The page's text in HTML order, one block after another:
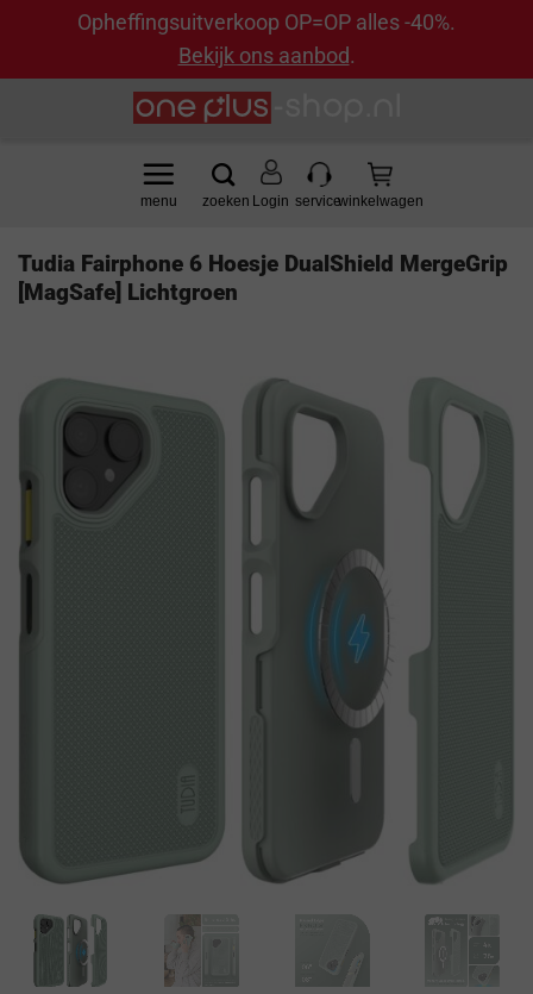
Opheffingsuitverkoop OP=OP alles -40%.
Bekijk ons aanbod.
Login
Tudia Fairphone 6 Hoesje DualShield MergeGrip
[MagSafe] Lichtgroen